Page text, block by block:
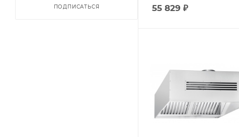
55 829 ₽
ПОДПИСАТЬСЯ